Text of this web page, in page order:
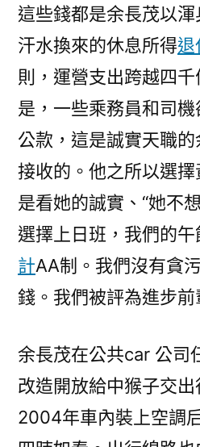
這些錢都是余長茂以
汗水換來的休息所得退
則，運營支出跨越四
是，一些乘務員和司
公款，這是誠實天職
接收的。他之所以選
是看她的誠實、“她不
選擇上日班，我們的午
計AA制。我們沒有貪
錢。我們被評為進步前
余長茂在公共car 公司
改造開放給中猴子交
2004年車內裝上空調